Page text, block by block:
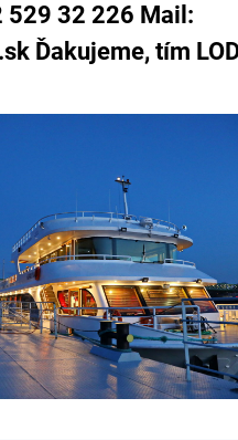
529 32 226 Mail:
Ďakujeme, tím